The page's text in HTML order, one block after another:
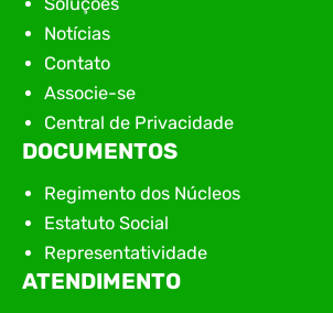
Notícias
Contato
Associe-se
Central de Privacidade
DOCUMENTOS
Regimento dos Núcleos
Estatuto Social
Representatividade
ATENDIMENTO